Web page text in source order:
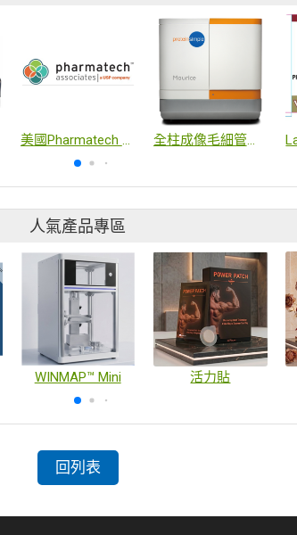
美國Pharmatech Associate Inc, 簡稱PAI, 全方位製藥產業服務公司 全柱成像毛細管等電聚焦iCIEF+CE-SDS
人氣產品專區
WINMAP™ Mini 活力貼
回列表